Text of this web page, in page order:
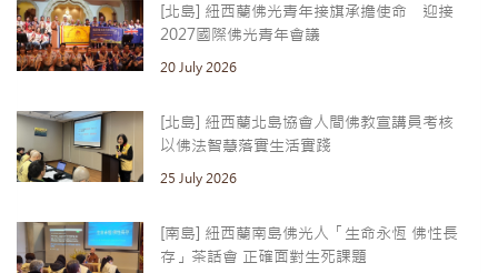
[北島] 紐西蘭佛光青年接旗承擔使命 迎接
2027國際佛光青年會議
20 July 2026
[北島] 紐西蘭北島協會人間佛教宣講員考核
以佛法智慧落實生活實踐
25 July 2026
[南島] 紐西蘭南島佛光人「生命永恆 佛性長
存」茶話會 正確面對生死課題